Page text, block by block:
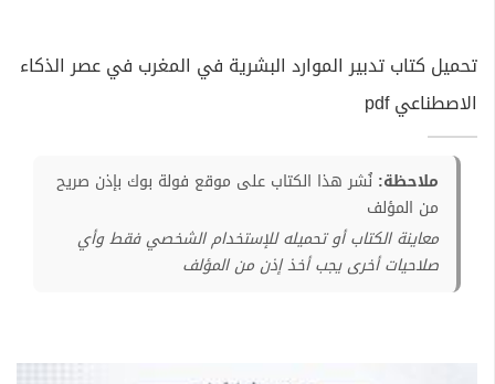
تحميل كتاب تدبير الموارد البشرية في المغرب في عصر الذكاء
الاصطناعي pdf
ملاحظة: نُشر هذا الكتاب على موقع فولة بوك بإذن صريح
من المؤلف
معاينة الكتاب أو تحميله للإستخدام الشخصي فقط وأي
صلاحيات أخرى يجب أخذ إذن من المؤلف